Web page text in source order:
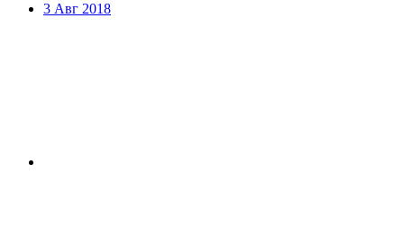
3 Авг 2018